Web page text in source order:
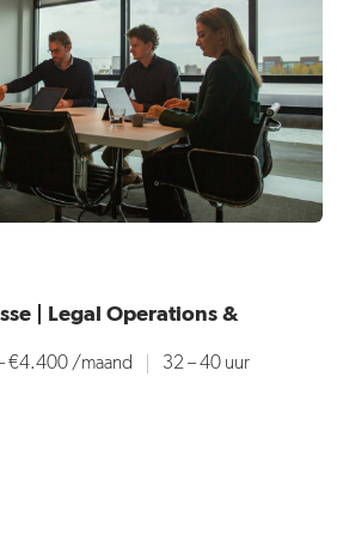
| Legal Operations &
€4.400/maand 32 – 40 uur